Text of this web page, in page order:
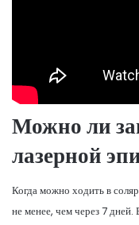
Можно ли
лазерной
Когда можно ходить в
не менее, чем через 7